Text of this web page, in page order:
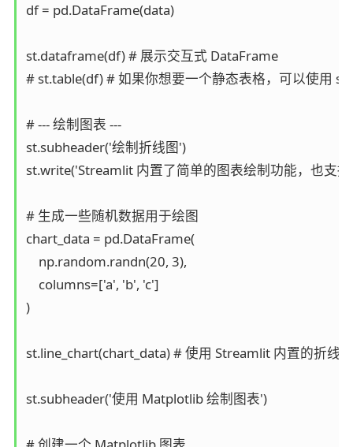
df = pd.DataFrame(data)
st.dataframe(df) # 展示交互式 DataFrame
# st.table(df) # 如果你想要一个静态表格，可以使用
# --- 绘制图表 ---
st.subheader('绘制折线图')
st.write('Streamlit 内置了简单的图表绘制功能，也支
# 生成一些随机数据用于绘图
chart_data = pd.DataFrame(
    np.random.randn(20, 3),
    columns=['a', 'b', 'c']
)
st.line_chart(chart_data) # 使用 Streamlit 内置的折线图
st.subheader('使用 Matplotlib 绘制图表')